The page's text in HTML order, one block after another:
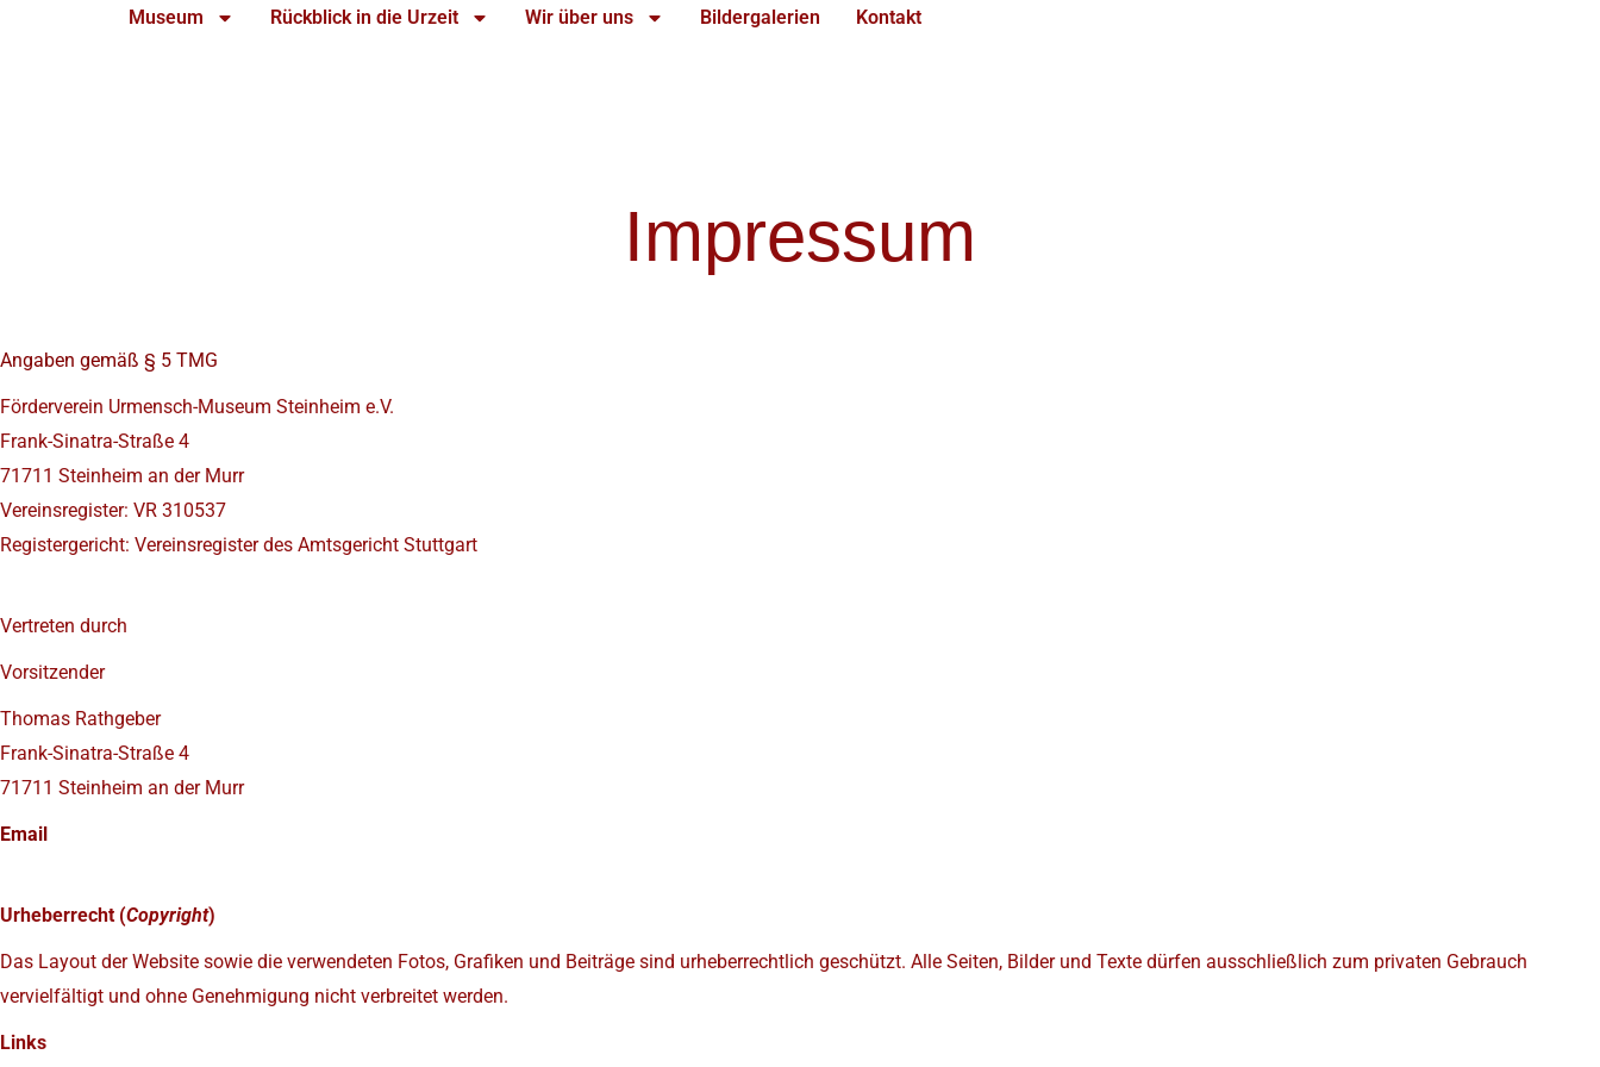
Museum Rückblick in die Urzeit Wir über uns Bildergalerien Kontakt
Impressum
Angaben gemäß § 5 TMG
Förderverein Urmensch-Museum Steinheim e.V.
Frank-Sinatra-Straße 4
71711 Steinheim an der Murr
Vereinsregister: VR 310537
Registergericht: Vereinsregister des Amtsgericht Stuttgart
Vertreten durch
Vorsitzender
Thomas Rathgeber
Frank-Sinatra-Straße 4
71711 Steinheim an der Murr
Email
Urheberrecht (Copyright)
Das Layout der Website sowie die verwendeten Fotos, Grafiken und Beiträge sind urheberrechtlich geschützt. Alle Seiten, Bilder und Texte dürfen ausschließlich zum privaten Gebrauch
vervielfältigt und ohne Genehmigung nicht verbreitet werden.
Links